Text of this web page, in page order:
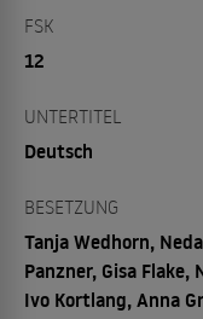
FSK
12
UNTERTITEL
Deutsch
BESETZUNG
Tanja Wedhorn,
Panzner, Gisa Flake,
Ivo Kortlang, Anna